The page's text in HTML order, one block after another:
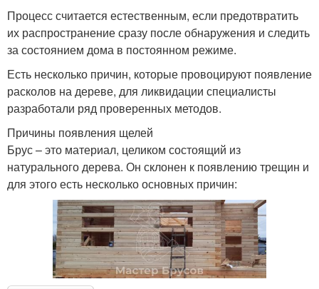
Процесс считается естественным, если предотвратить
их распространение сразу после обнаружения и следить
за состоянием дома в постоянном режиме.
Есть несколько причин, которые провоцируют появление
расколов на дереве, для ликвидации специалисты
разработали ряд проверенных методов.
Причины появления щелей
Брус – это материал, целиком состоящий из
натурального дерева. Он склонен к появлению трещин и
для этого есть несколько основных причин: